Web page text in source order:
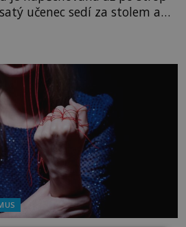
učenec sedí za stolem a
jeden z nejzáhadnějších
myslí, nebo jde o pouhou
pobývá